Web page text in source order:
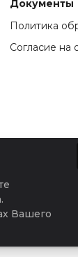
Документы
Политика
Согласие на
Вашего